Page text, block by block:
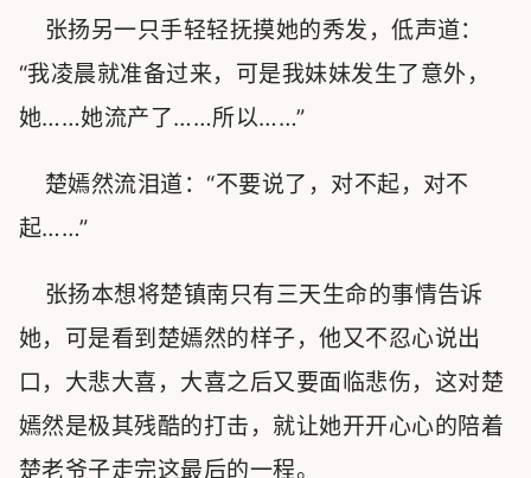
张扬另一只手轻轻抚摸她的秀发，低声道：
“我凌晨就准备过来，可是我妹妹发生了意外，
她……她流产了……所以……”
楚嫣然流泪道：“不要说了，对不起，对不
起……”
张扬本想将楚镇南只有三天生命的事情告诉
她，可是看到楚嫣然的样子，他又不忍心说出
口，大悲大喜，大喜之后又要面临悲伤，这对楚
嫣然是极其残酷的打击，就让她开开心心的陪着
楚老爷子走完这最后的一程。